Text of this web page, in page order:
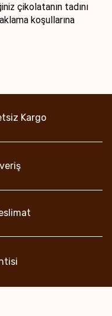
çikolatanın tadını
koşullarına
Kargo